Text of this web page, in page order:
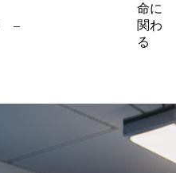
–
命に
関わ
る